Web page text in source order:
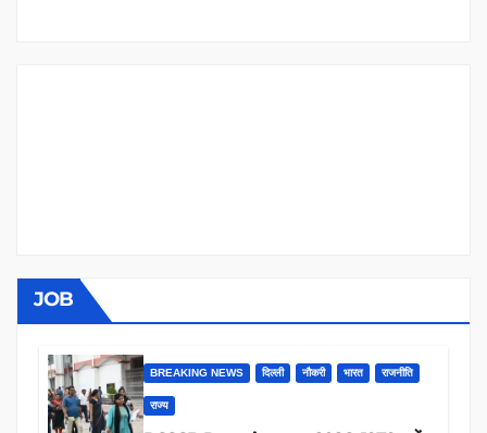
JOB
BREAKING NEWS दिल्ली नौकरी भारत राजनीति
राज्य